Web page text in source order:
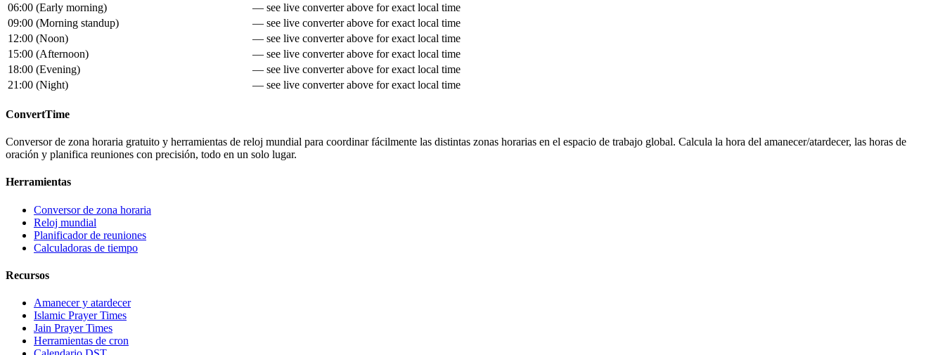
06:00 (Early morning)
— see live converter above for exact local time
09:00 (Morning standup)
— see live converter above for exact local time
12:00 (Noon)
— see live converter above for exact local time
15:00 (Afternoon)
— see live converter above for exact local time
18:00 (Evening)
— see live converter above for exact local time
21:00 (Night) — see live converter above for exact local time
ConvertTime
Conversor de zona horaria gratuito y herramientas de reloj mundial para coordinar fácilmente las distintas zonas horarias en el espacio de trabajo global. Calcula la hora del amanecer/atardecer, las horas de
oración y planifica reuniones con precisión, todo en un solo lugar.
Herramientas
Conversor de zona horaria
Reloj mundial
Planificador de reuniones
Calculadoras de tiempo
Recursos
Amanecer y atardecer
Islamic Prayer Times
Jain Prayer Times
Herramientas de cron